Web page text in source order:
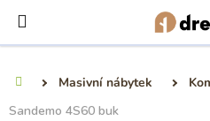
obsah
Masivní nábytek
Sandemo 4S60 buk